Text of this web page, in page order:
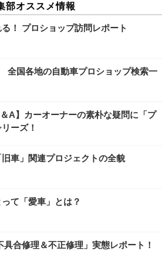
部オススメ情報
！ プロショップ訪問レポート
国各地の自動車プロショップ検索一
＆A】カーオーナーの素朴な疑問に「プ
ーズ！
車」関連プロジェクトの全貌
て「愛車」とは？
具合修理＆不正修理」実態レポート！